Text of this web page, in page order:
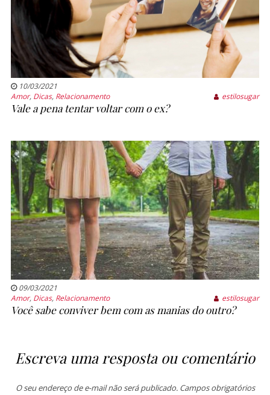
10/03/2021
Amor, Dicas, Relacionamento estilosugar
Vale a pena tentar voltar com o ex?
09/03/2021
Amor, Dicas, Relacionamento estilosugar
Você sabe conviver bem com as manias do outro?
Escreva uma resposta ou comentário
O seu endereço de e-mail não será publicado. Campos obrigatórios